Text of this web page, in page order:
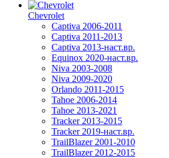
Chevrolet
Captiva 2006-2011
Captiva 2011-2013
Captiva 2013-наст.вр.
Equinox 2020-наст.вр.
Niva 2003-2008
Niva 2009-2020
Orlando 2011-2015
Tahoe 2006-2014
Tahoe 2013-2021
Tracker 2013-2015
Tracker 2019-наст.вр.
TrailBlazer 2001-2010
TrailBlazer 2012-2015